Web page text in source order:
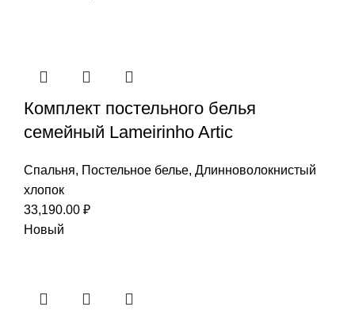
Комплект постельного белья
семейный Lameirinho Artic
Спальня, Постельное белье, Длинноволокнистый
хлопок
33,190.00 ₽
Новый